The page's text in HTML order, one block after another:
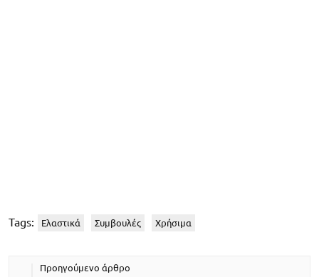
Tags: Ελαστικά Συμβουλές Χρήσιμα